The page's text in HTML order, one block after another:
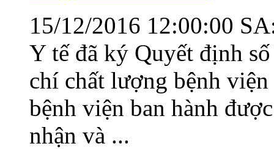
15/12/2016 12:00:00
Y tế đã ký Quyết định
chí chất lượng bệnh
bệnh viện ban hành
nhận và ...